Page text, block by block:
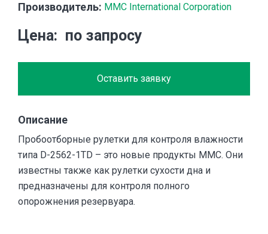
Производитель: MMC International Corporation
Цена по запросу
Оставить заявку
Описание
Пробоотборные рулетки для контроля влажности
типа D-2562-1TD – это новые продукты MMC. Они
известны также как рулетки сухости дна и
предназначены для контроля полного
опорожнения резервуара.